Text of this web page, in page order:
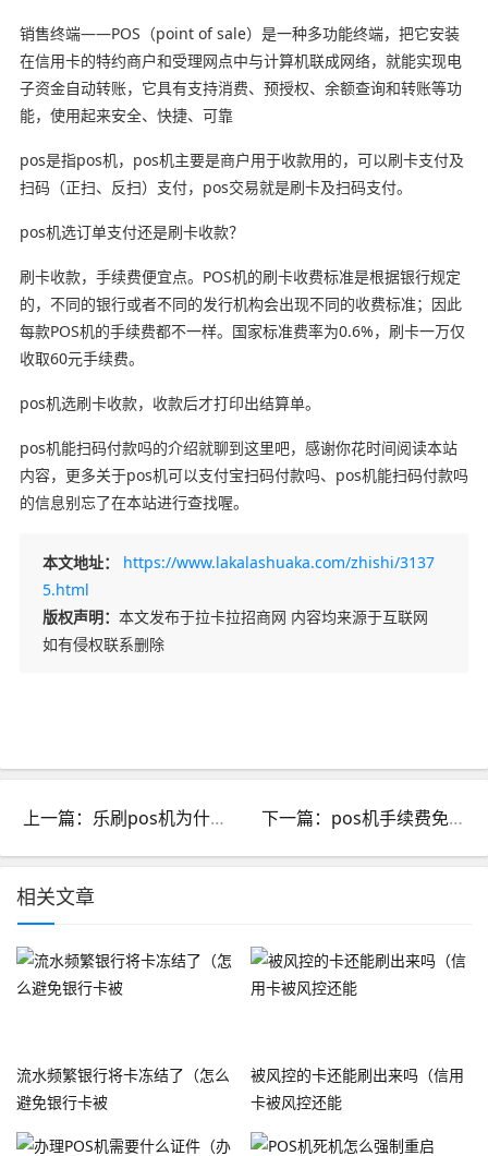
销售终端——POS（point of sale）是一种多功能终端，把它安装
在信用卡的特约商户和受理网点中与计算机联成网络，就能实现电
子资金自动转账，它具有支持消费、预授权、余额查询和转账等功
能，使用起来安全、快捷、可靠
pos是指pos机，pos机主要是商户用于收款用的，可以刷卡支付及
扫码（正扫、反扫）支付，pos交易就是刷卡及扫码支付。
pos机选订单支付还是刷卡收款？
刷卡收款，手续费便宜点。POS机的刷卡收费标准是根据银行规定
的，不同的银行或者不同的发行机构会出现不同的收费标准；因此
每款POS机的手续费都不一样。国家标准费率为0.6%，刷卡一万仅
收取60元手续费。
pos机选刷卡收款，收款后才打印出结算单。
pos机能扫码付款吗的介绍就聊到这里吧，感谢你花时间阅读本站
内容，更多关于pos机可以支付宝扫码付款吗、pos机能扫码付款吗
的信息别忘了在本站进行查找喔。
本文地址：
https://www.lakalashuaka.com/zhishi/3137
5.html
版权声明： 本文发布于拉卡拉招商网 内容均来源于互联网
如有侵权联系删除
上一篇：乐刷pos机为什么收我299押金_乐刷pos押金是多少 下一篇：pos机手续费免费_哪里的pos机免手续费
相关文章
流水频繁银行将卡冻结了（怎么
避免银行卡被
被风控的卡还能刷出来吗（信用
卡被风控还能